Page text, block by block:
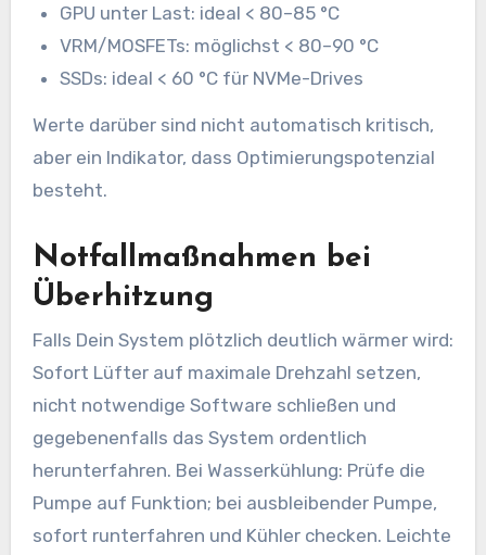
GPU unter Last: ideal < 80–85 °C
VRM/MOSFETs: möglichst < 80–90 °C
SSDs: ideal < 60 °C für NVMe-Drives
Werte darüber sind nicht automatisch kritisch,
aber ein Indikator, dass Optimierungspotenzial
besteht.
Notfallmaßnahmen bei
Überhitzung
Falls Dein System plötzlich deutlich wärmer wird:
Sofort Lüfter auf maximale Drehzahl setzen,
nicht notwendige Software schließen und
gegebenenfalls das System ordentlich
herunterfahren. Bei Wasserkühlung: Prüfe die
Pumpe auf Funktion; bei ausbleibender Pumpe,
sofort runterfahren und Kühler checken. Leichte